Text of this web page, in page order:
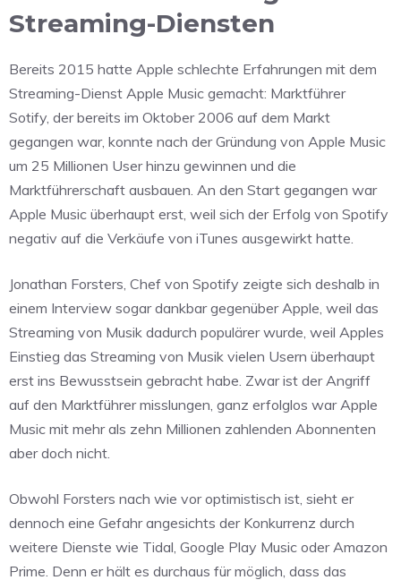
Streaming-Diensten
Bereits 2015 hatte Apple schlechte Erfahrungen mit dem
Streaming-Dienst Apple Music gemacht: Marktführer
Sotify, der bereits im Oktober 2006 auf dem Markt
gegangen war, konnte nach der Gründung von Apple Music
um 25 Millionen User hinzu gewinnen und die
Marktführerschaft ausbauen. An den Start gegangen war
Apple Music überhaupt erst, weil sich der Erfolg von Spotify
negativ auf die Verkäufe von iTunes ausgewirkt hatte.
Jonathan Forsters, Chef von Spotify zeigte sich deshalb in
einem Interview sogar dankbar gegenüber Apple, weil das
Streaming von Musik dadurch populärer wurde, weil Apples
Einstieg das Streaming von Musik vielen Usern überhaupt
erst ins Bewusstsein gebracht habe. Zwar ist der Angriff
auf den Marktführer misslungen, ganz erfolglos war Apple
Music mit mehr als zehn Millionen zahlenden Abonnenten
aber doch nicht.
Obwohl Forsters nach wie vor optimistisch ist, sieht er
dennoch eine Gefahr angesichts der Konkurrenz durch
weitere Dienste wie Tidal, Google Play Music oder Amazon
Prime. Denn er hält es durchaus für möglich, dass das